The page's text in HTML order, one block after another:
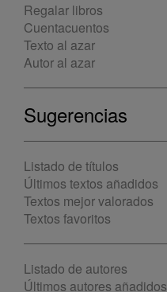
Regalar libros
Cuentacuentos
Texto al azar
Autor al azar
Sugerencias
Listado de títulos
Últimos textos añadidos
Textos mejor valorados
Textos favoritos
Listado de autores
Últimos autores añadidos